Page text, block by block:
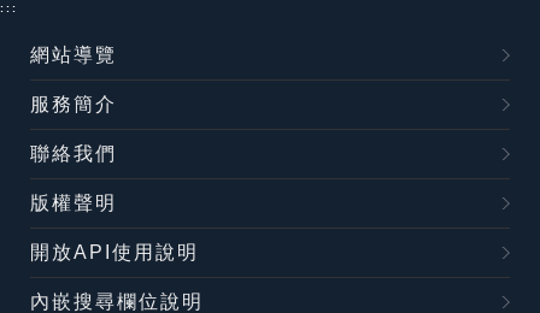
:::
網站導覽
服務簡介
聯絡我們
版權聲明
開放API使用說明
內嵌搜尋欄位說明